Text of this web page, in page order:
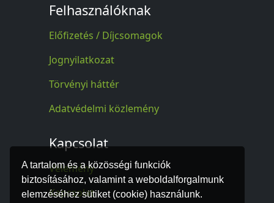
A tartalom és a közösségi funkciók
biztosításához, valamint a weboldalforgalmunk
elemzéséhez sütiket (cookie) használunk.
Felhasználóknak
Előfizetés / Díjcsomagok
Jognyilatkozat
Törvényi háttér
Adatvédelmi közlemény
Kapcsolat
Vélemény
Kapcsolat